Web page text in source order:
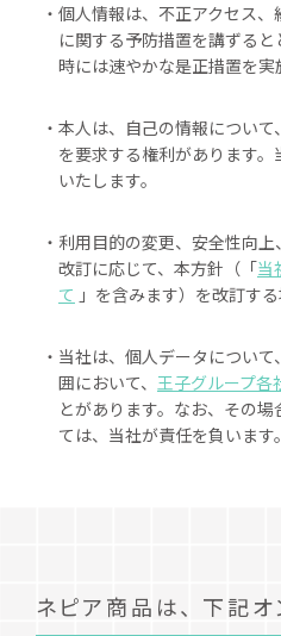
・個人情報は、不正アクセス
に関する予防措置を講ずる
時には速やかな是正措置を実
・本人は、自己の情報につい
を要求する権利があります
いたします。
・利用目的の変更、安全性向
改訂に応じて、本方針（「当
て 」を含みます）を改訂する
・当社は、個人データについ
囲において、 王子グループ各
とがあります。なお、その
ては、当社が責任を負います。
ネピア商品は、 下記オ